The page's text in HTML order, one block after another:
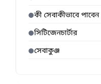
কী সেবাকীভাবে পাবেন
সিটিজেনচার্টার
সেবাকুঞ্জ